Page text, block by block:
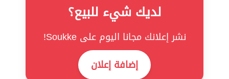
لديك شيء للبيع؟
نشر إعلانك مجانا اليوم على Soukke!
إضافة إعلان